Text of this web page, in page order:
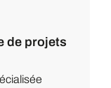
de projets